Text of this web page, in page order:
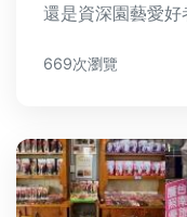
還是資深園藝愛好
率、病蟲害防治
669次瀏覽